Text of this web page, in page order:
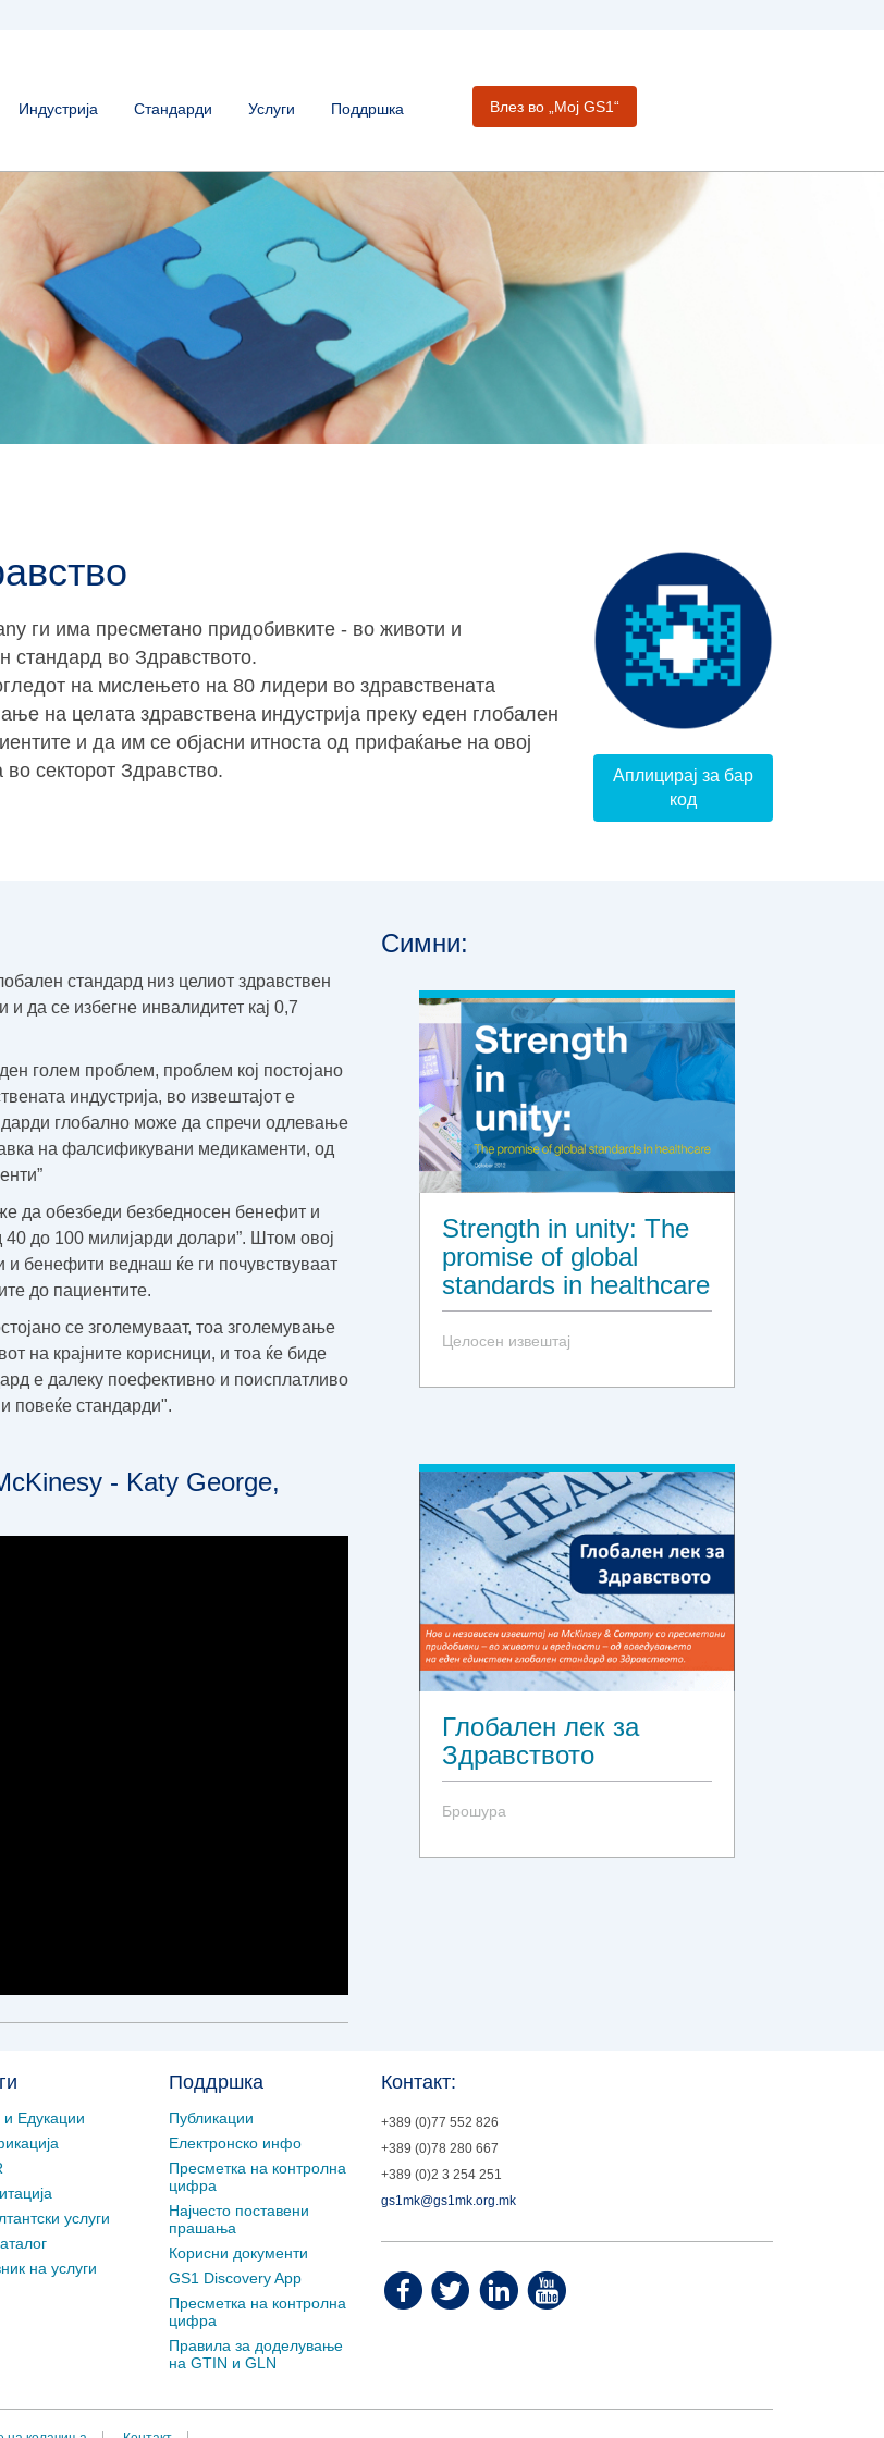
Индустрија Стандарди Услуги Поддршка Влез во „Moj GS1“
ги има пресметано придобивките - во животи и
стандард во Здравството.
на мислењето на 80 лидери во здравствената
на целата здравствена индустрија преку еден глобален
и да им се објасни итноста од прифаќање на овој
секторот Здравство.
Аплицирај за бар
код
стандард низ целиот здравствен
да се избегне инвалидитет кај 0,7
голем проблем, проблем кој постојано
индустрија, во извештајот е
глобално може да спречи одлевање
на фалсификувани медикаменти, од
да обезбеди безбедносен бенефит и
до 100 милијарди долари”. Штом овој
бенефити веднаш ќе ги почувствуваат
до пациентите.
се зголемуваат, тоа зголемување
на крајните корисници, и тоа ќе биде
е далеку поефективно и поисплатливо
повеќе стандарди".
- Katy George,
Симни:
Strength in unity: The
promise of global
standards in healthcare
Целосен извештај
Глобален лек за
Здравството
Брошура
Едукации
услуги
на услуги
Поддршка
Публикации
Електронско инфо
Пресметка на контролна
цифра
Најчесто поставени
прашања
Корисни документи
GS1 Discovery App
Пресметка на контролна
цифра
Правила за доделување
на GTIN и GLN
Контакт:
+389 (0)77 552 826
+389 (0)78 280 667
+389 (0)2 3 254 251
gs1mk@gs1mk.org.mk